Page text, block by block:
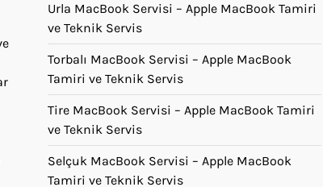
Urla MacBook Servisi – Apple MacBook Tamiri
ve Teknik Servis
Torbalı MacBook Servisi – Apple MacBook
Tamiri ve Teknik Servis
Tire MacBook Servisi – Apple MacBook Tamiri
ve Teknik Servis
Selçuk MacBook Servisi – Apple MacBook
Tamiri ve Teknik Servis